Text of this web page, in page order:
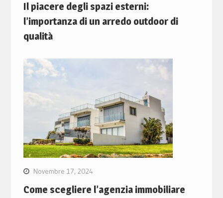
Il piacere degli spazi esterni:
l’importanza di un arredo outdoor di
qualità
Novembre 17, 2024
Come scegliere l’agenzia immobiliare